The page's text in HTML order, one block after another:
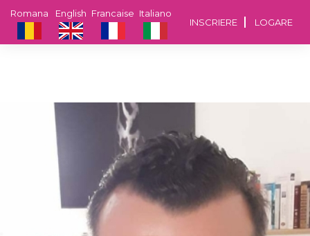
INSCRIERE LOGARE
Italiano
Francaise
English
Romana